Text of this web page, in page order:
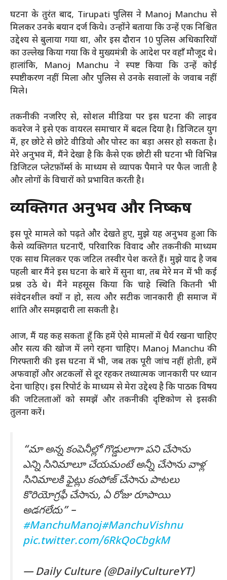
घटना के तुरंत बाद, Tirupati पुलिस ने Manoj Manchu से
मिलकर उनके बयान दर्ज किये। उन्होंने बताया कि उन्हें एक निश्चित
उद्देश्य से बुलाया गया था, और इस दौरान 10 पुलिस अधिकारियों
का उल्लेख किया गया कि वे मुख्यमंत्री के आदेश पर वहाँ मौजूद थे।
हालांकि, Manoj Manchu ने स्पष्ट किया कि उन्हें कोई
स्पष्टीकरण नहीं मिला और पुलिस से उनके सवालों के जवाब नहीं
मिले।
तकनीकी नजरिए से, सोशल मीडिया पर इस घटना की लाइव
कवरेज ने इसे एक वायरल समाचार में बदल दिया है। डिजिटल युग
में, हर छोटे से छोटे वीडियो और पोस्ट का बड़ा असर हो सकता है।
मेरे अनुभव में, मैंने देखा है कि कैसे एक छोटी सी घटना भी विभिन्न
डिजिटल प्लेटफ़ॉर्म्स के माध्यम से व्यापक पैमाने पर फैल जाती है
और लोगों के विचारों को प्रभावित करती है।
व्यक्तिगत अनुभव और निष्कर्ष
इस पूरे मामले को पढ़ते और देखते हुए, मुझे यह अनुभव हुआ कि
कैसे व्यक्तिगत घटनाएँ, परिवारिक विवाद और तकनीकी माध्यम
एक साथ मिलकर एक जटिल तस्वीर पेश करते हैं। मुझे याद है जब
पहली बार मैंने इस घटना के बारे में सुना था, तब मेरे मन में भी कई
प्रश्न उठे थे। मैंने महसूस किया कि चाहे स्थिति कितनी भी
संवेदनशील क्यों न हो, सत्य और सटीक जानकारी ही समाज में
शांति और समझदारी ला सकती है।
आज, मैं यह कह सकता हूँ कि हमें ऐसे मामलों में धैर्य रखना चाहिए
और सत्य की खोज में लगे रहना चाहिए। Manoj Manchu की
गिरफ्तारी की इस घटना में भी, जब तक पूरी जांच नहीं होती, हमें
अफवाहों और अटकलों से दूर रहकर तथ्यात्मक जानकारी पर ध्यान
देना चाहिए। इस रिपोर्ट के माध्यम से मेरा उद्देश्य है कि पाठक विषय
की जटिलताओं को समझें और तकनीकी दृष्टिकोण से इसकी
तुलना करें।
“మా అన్న కంపెనీల్లో గొడ్డులాగా పని చేసాను
ఎన్ని సినిమాలూ చేయమంటే అన్నీ చేసాను వాళ్ల
సినిమాలకి ఫైట్లు కంపోజ్ చేసాను పాటలు
కొరియోగ్రఫీ చేసాను, ఏ రోజు రూపాయి
అడగలేదు” –
#ManchuManoj#ManchuVishnu
pic.twitter.com/6RkQoCbgkM
— Daily Culture (@DailyCultureYT)